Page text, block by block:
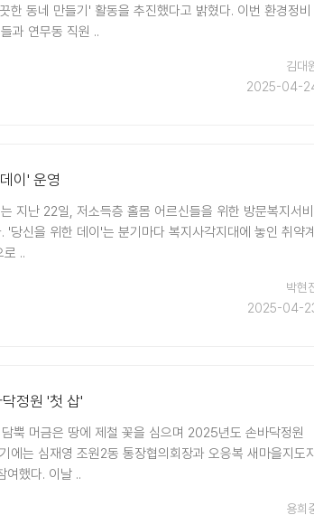
한 동네 만들기' 활동을 추진했다고 밝혔다. 이번 환경정비
과 연무동 직원 ..
김대
2025-04-
이' 운영
지난 22일, 저소득층 홀몸 어르신들을 위한 방문복지서비
당신을 위한 데이'는 분기마다 복지사각지대에 놓인 취약
..
박현
2025-04-
정원 '첫 삽'
뿍 머금은 땅에 제철 꽃을 심으며 2025년도 손바닥정원
에는 심재영 조원2동 통장협의회장과 오응복 새마을지도
여했다. 이날 ..
용희